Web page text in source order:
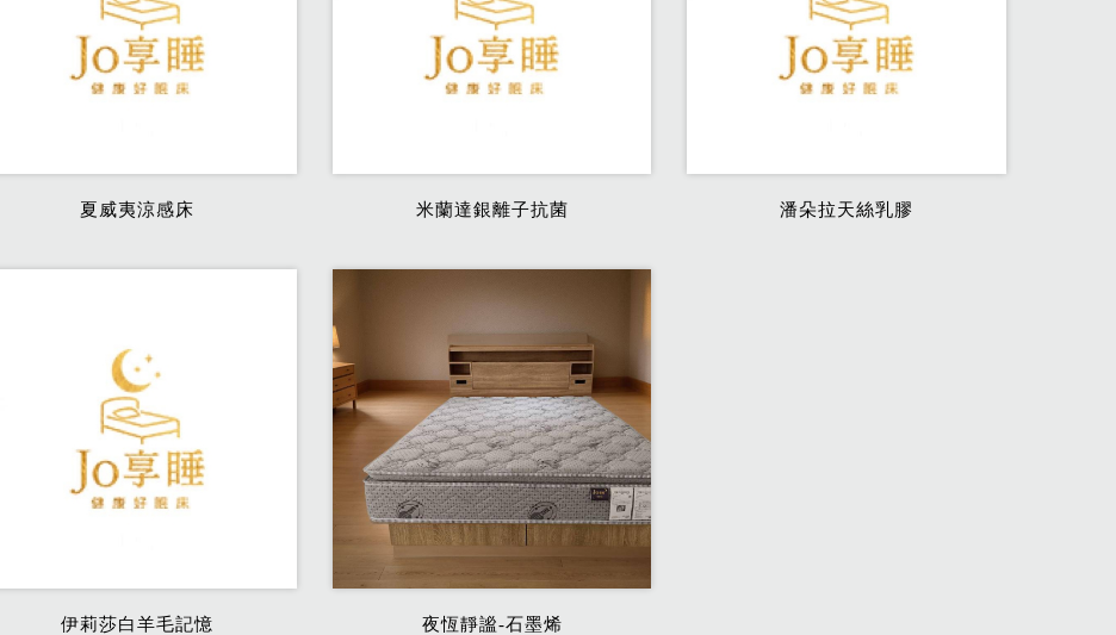
夏威夷涼感床 米蘭達銀離子抗菌 潘朵拉天絲乳膠
伊莉莎白羊毛記憶 夜恆靜謐-石墨烯